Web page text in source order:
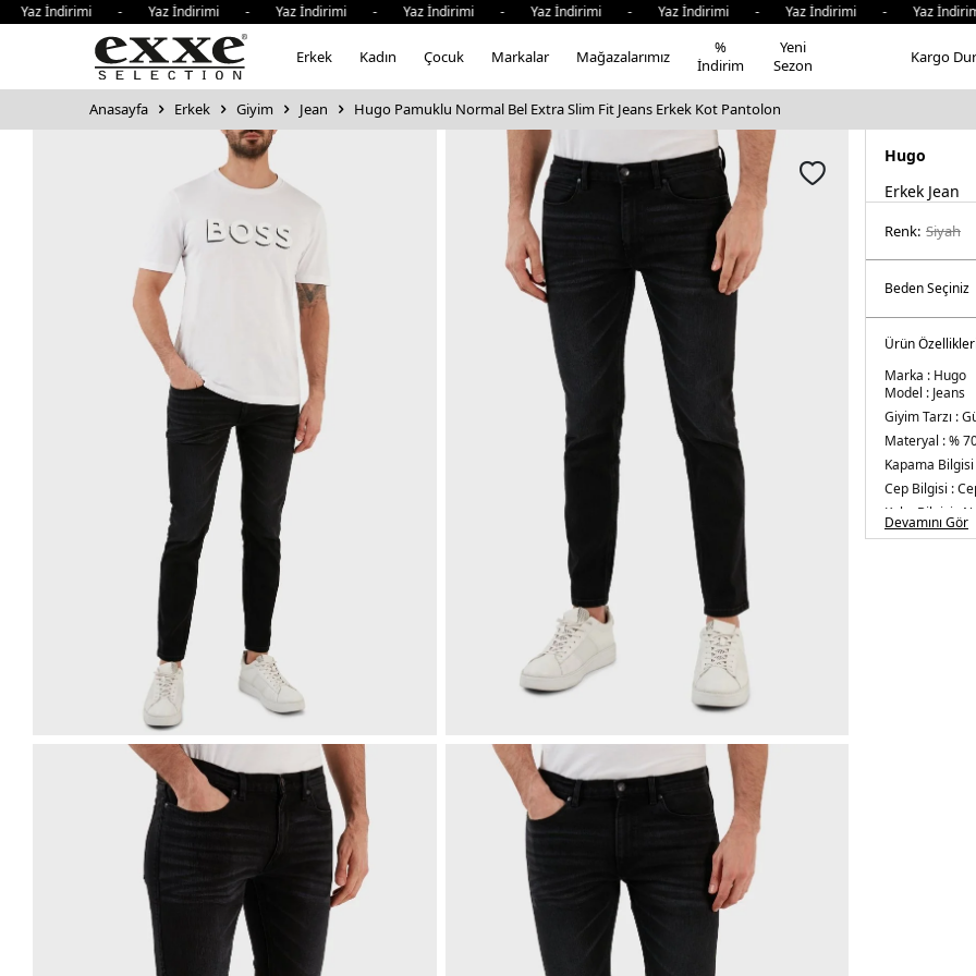
- Yaz İndirimi - Yaz İndirimi - Yaz İndirimi - Yaz İndirimi - Yaz İndirimi - Yaz İndirimi - Yaz
Erkek Kadın Çocuk Markalar Mağazalarımız
%
İndirim
Yeni
Sezon
Kargo
Anasayfa Erkek Giyim Jean Hugo Pamuklu Normal Bel Extra Slim Fit Jeans Erkek Kot Pantolon
Hugo
Erkek Jean
Renk: si̇yah
Ürün Özellikleri
Marka : Hugo
Model : Jeans
Giyim Tarzı :
Materyal :%
Kapama Bilgisi
Cep Bilgisi :
Kalıp Bilgisi :
Manken
Devamını Gör